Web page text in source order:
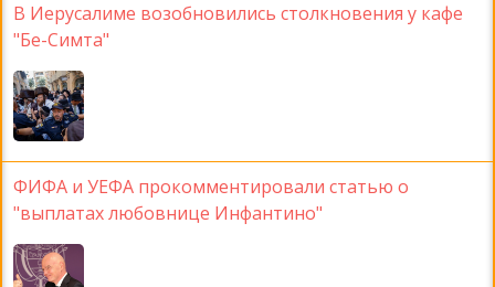
В Иерусалиме возобновились столкновения у кафе
"Бе-Симта"
ФИФА и УЕФА прокомментировали статью о
"выплатах любовнице Инфантино"